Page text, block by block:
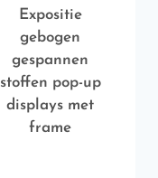
Expositie
gebogen
gespannen
stoffen pop-up
displays met
frame